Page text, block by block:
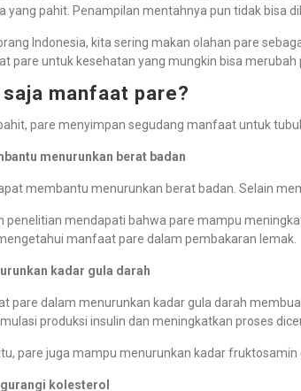
yang pahit. Penampilan mentahnya pun tidak bisa
Indonesia, kita sering makan olahan pare
pare untuk kesehatan yang mungkin bisa merubah
saja manfaat pare?
pare menyimpan segudang manfaat untuk
menurunkan berat badan
membantu menurunkan berat badan. Selain
penelitian mendapati bahwa pare mampu
manfaat pare dalam pembakaran lemak.
kadar gula darah
pare dalam menurunkan kadar gula darah
produksi insulin dan meningkatkan proses
pare juga mampu menurunkan kadar
kolesterol